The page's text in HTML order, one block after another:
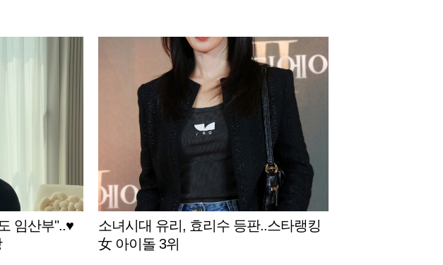
임산부"..♥
소녀시대 유리, 효리수 등판..스타랭킹
女 아이돌 3위